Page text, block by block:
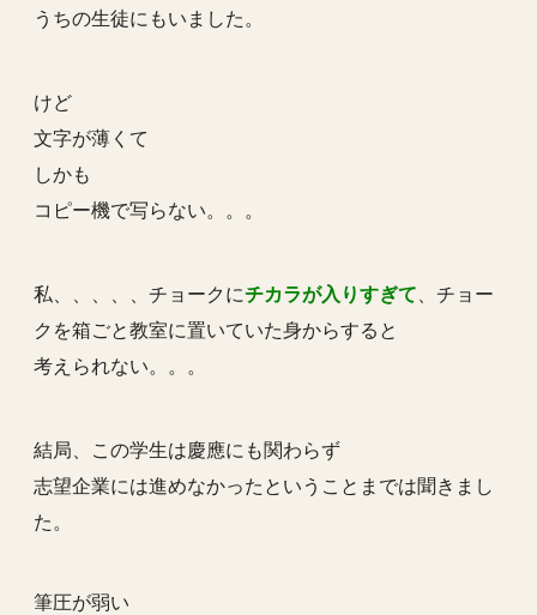
うちの生徒にもいました。
けど
文字が薄くて
しかも
コピー機で写らない。。。
私、、、、、チョークにチカラが入りすぎて 、チョー
クを箱ごと教室に置いていた身からすると
考えられない。。。
結局、この学生は慶應にも関わらず
志望企業には進めなかったということまでは聞きまし
た。
筆圧が弱い